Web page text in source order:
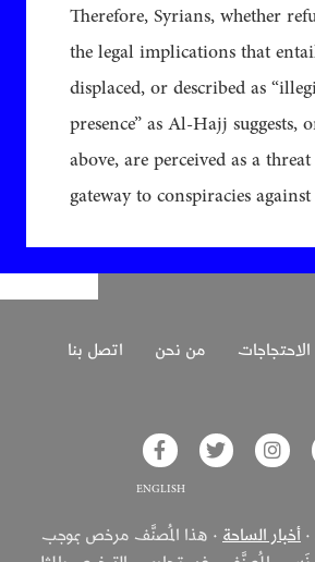
Therefore, Syrians, whether
the legal implications that
displaced, or described as
presence” as Al-Hajj suggests,
above, are perceived as a
gateway to conspiracies
من نحن اتصل بنا
Akhbar Alsaha on Facebook
Akhbar Alsaha on Instagram
Alsaha on Twitter
on Facebook
أخبار الساحة · هذا المُصنَّف مرخص بموجب